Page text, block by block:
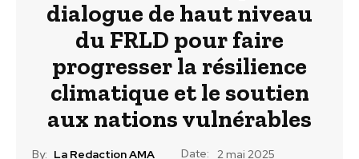
dialogue de haut niveau
du FRLD pour faire
progresser la résilience
climatique et le soutien
aux nations vulnérables
By: La Redaction AMA Date: 2 mai 2025